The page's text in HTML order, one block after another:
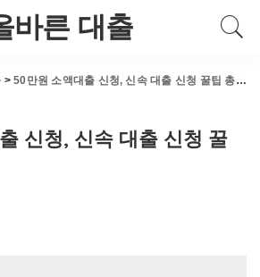
바른 대출
>50만원 소액대출 신청, 신속 대출 신청 꿀팁 총정리
신청, 신속 대출 신청 꿀